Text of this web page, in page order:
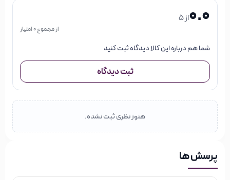
0.0از 5
از مجموع 0 امتیاز
شما هم درباره این کالا دیدگاه ثبت کنید
ثبت دیدگاه
هنوز نظری ثبت نشده.
پرسش ها